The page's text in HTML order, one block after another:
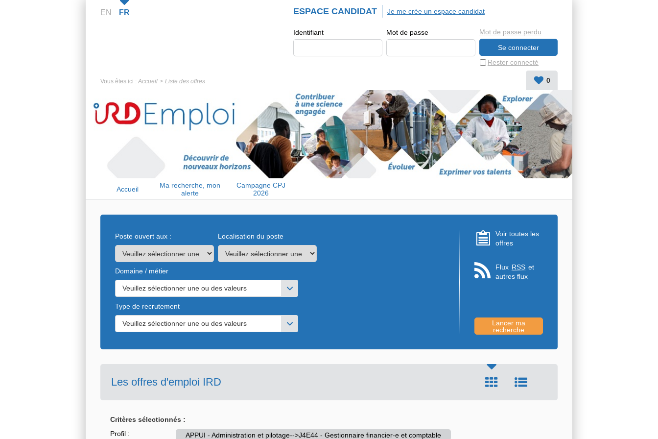
EN FR ESPACE CANDIDAT
Identifiant Mot de passe
Rester connecté
Mot de passe perdu
Je me crée un espace candidat
Vous êtes ici : Accueil Liste des offres 0
Accueil
Ma recherche, mon
alerte
Campagne CPJ
2026
Poste ouvert aux : Localisation du poste
Domaine / métier
Veuillez sélectionner une ou des valeurs
Type de recrutement
Veuillez sélectionner une ou des valeurs
Voir toutes les
offres
Flux RSS et
autres flux
Les offres d'emploi IRD
Critères sélectionnés :
Profil :
APPUI - Administration et pilotage-->J4E44 - Gestionnaire financier-e et comptable